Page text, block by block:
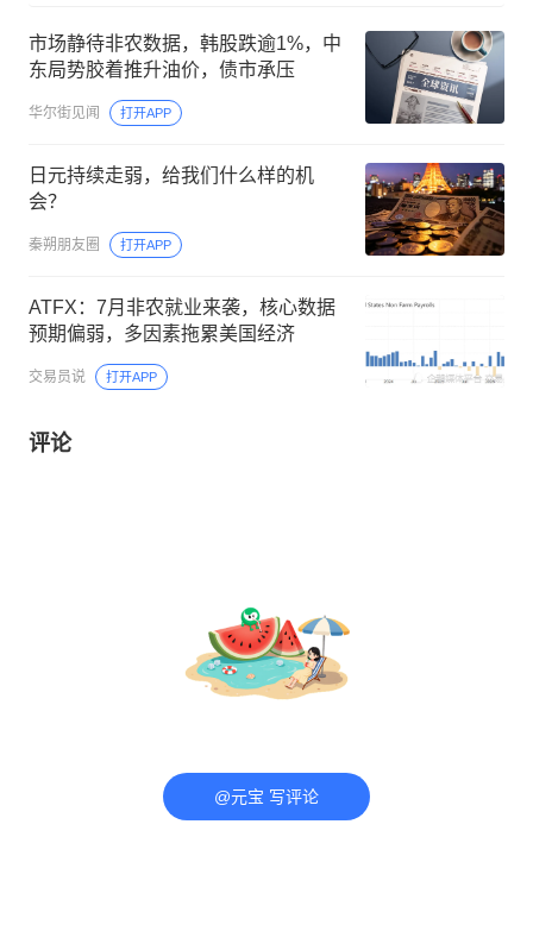
市场静待非农数据，韩股跌逾1%，中
东局势胶着推升油价，债市承压
华尔街见闻 打开APP
日元持续走弱，给我们什么样的机
会？
秦朔朋友圈 打开APP
ATFX：7月非农就业来袭，核心数据
预期偏弱，多因素拖累美国经济
交易员说 打开APP
评论
@元宝 写评论